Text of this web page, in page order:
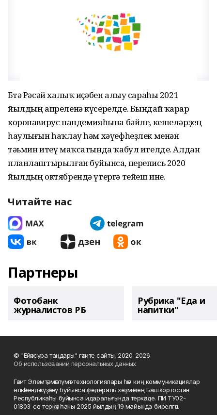
Бөтә Рәсәй халыҡ иҫәбен алыу сараһы 2021
йылдың апреленә күсерелде. Бындай ҡарар
коронавирус пандемияһына бәйле, кешеләрҙең
һаулығын һаҡлау һәм хәүефһеҙлек менән
тәьмин итеү маҡсатында ҡабул ителде. Алдан
планлаштырылған буйынса, перепись 2020
йылдың октябрендә үтергә тейеш ине.
Читайте нас
Партнеры
Фотобанк
журналистов РБ
Рубрика "Еда и
напитки"
© "Ейәнсура таңдары" гәзите сайты, 2020-2026
Об использовании персональных данных
Гәзит Элемтә, мәғлүмәт технологиялары һәм киң коммуникациялар
өлкәһендә күҙәтеү буйынса федераль хеҙмәттең Башҡортостан
Республикаһы буйынса идаралығында теркәлде. ПИ ТУ02-
01803-сө теркәү һаны 2025 йылдың 19 майында бирелгән.